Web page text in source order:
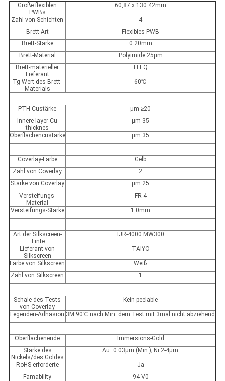
Größe flexiblen
PWBs
60,87 x 130.42mm
Zahl von Schichten
4
Brett-Art
Flexibles PWB
Brett-Stärke
0.20mm
Brett-Material
Polyimide 25µm
Brett-materieller
Lieferant
ITEQ
Tg-Wert des Brett-
Materials
60℃
PTH-Custärke
µm ≥20
Innere Iayer-Cu
thicknes
µm 35
Oberflächencustärke µm 35
Coverlay-Farbe
Gelb
Zahl von Coverlay
2
Stärke von Coverlay
µm 25
Versteifungs-
Material
FR-4
Versteifungs-Stärke 1.0mm
Art der Silkscreen-
Tinte
IJR-4000 MW300
Lieferant von
Silkscreen
TAIYO
Farbe von Silkscreen
Weiß
Zahl von Silkscreen
1
Schale des Tests
von Coverlay
Kein peelable
Legenden-Adhäsion 3M 90℃ nach Min. dem Test mit 3mal nicht abziehend
Oberflächenende
Immersions-Gold
Stärke des
Nickels/des Goldes
Au: 0.03µm (Min.); Ni 2-4µm
RoHS erforderte
Ja
Famability
94-V0